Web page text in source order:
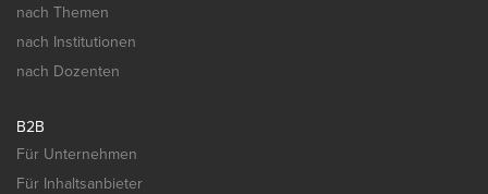
nach Themen
nach Institutionen
nach Dozenten
B2B
Für Unternehmen
Für Inhaltsanbieter